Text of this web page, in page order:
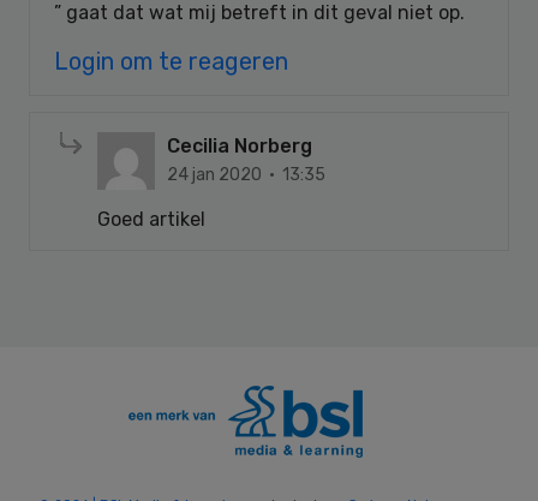
” gaat dat wat mij betreft in dit geval niet op.
Login om te reageren
Cecilia Norberg
24 jan 2020 · 13:35
Goed artikel